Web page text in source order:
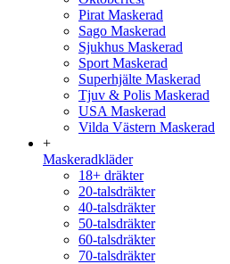
Pirat Maskerad
Sago Maskerad
Sjukhus Maskerad
Sport Maskerad
Superhjälte Maskerad
Tjuv & Polis Maskerad
USA Maskerad
Vilda Västern Maskerad
+
Maskeradkläder
18+ dräkter
20-talsdräkter
40-talsdräkter
50-talsdräkter
60-talsdräkter
70-talsdräkter